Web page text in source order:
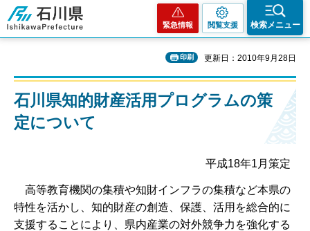
石川県
緊急情報 閲覧支援 検索メニュー
印刷 更新日：2010年9月28日
石川県知的財産活用プログラムの策
定について
平成18年1月策定
高等教育機関の集積や知財インフラの集積など本県の
特性を活かし、知的財産の創造、保護、活用を総合的に
支援することにより、県内産業の対外競争力を強化する